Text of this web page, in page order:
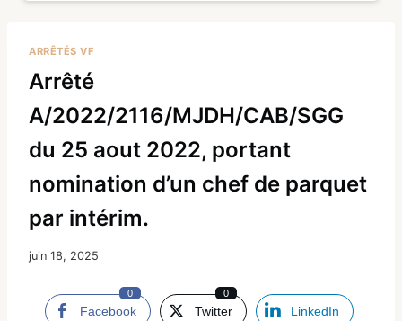
ARRÊTÉS VF
Arrêté
A/2022/2116/MJDH/CAB/SGG
du 25 aout 2022, portant
nomination d’un chef de parquet
par intérim.
juin 18, 2025
Facebook
0
Twitter
0
LinkedIn